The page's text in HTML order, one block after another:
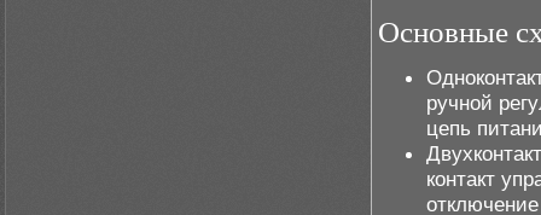
Основные
ручной
цепь
контакт